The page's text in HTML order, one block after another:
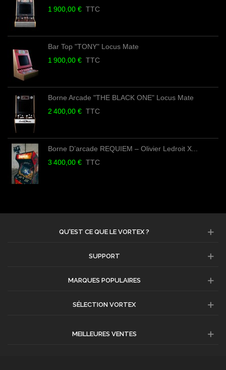
1 900,00 € TTC
Bar Top "TONY" Locus Mate
1 900,00 € TTC
Borne Arcade "THE BLACK ONE" Locus Mate
2 400,00 € TTC
Borne D’arcade REQUIEM – Olivier Ledroit X...
3 400,00 € TTC
QU'EST CE QUE LE VORTEX ?
SUPPORT
MARQUES POPULAIRES
SÉLECTION VORTEX
MEILLEURES VENTES